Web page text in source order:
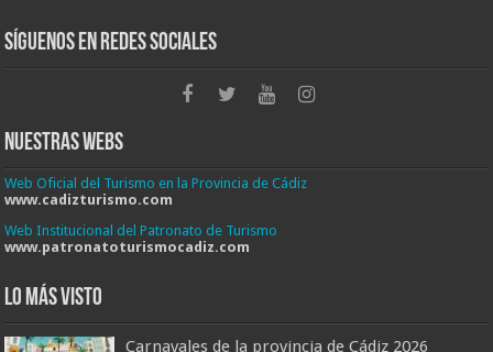
Síguenos en Redes Sociales
Nuestras Webs
Web Oficial del Turismo en la Provincia de Cádiz
www.cadizturismo.com
Web Institucional del Patronato de Turismo
www.patronatoturismocadiz.com
Lo más visto
Carnavales de la provincia de Cádiz 2026